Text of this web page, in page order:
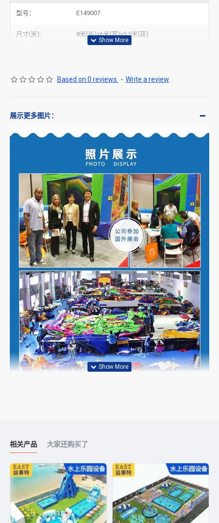
型号： E149007
尺寸(米): 8米(长)x6米(宽)x5.5米(高)
Based on 0 reviews. - Write a review
展示更多图片：
相关产品 大家还购买了